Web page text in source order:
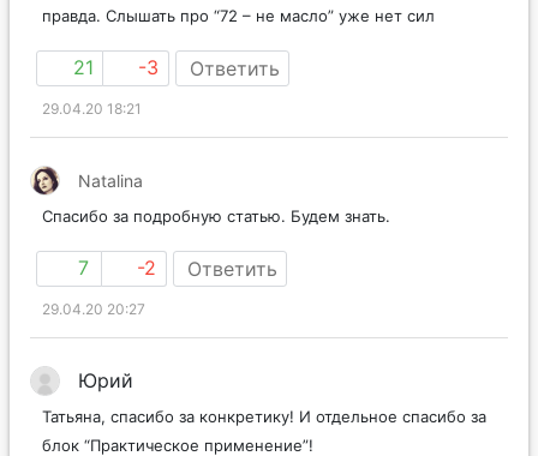
Адекватная статья – елей на израненную душу, ну
21 -3 Ответить
29.04.20 18:21
Natalina
7 -2 Ответить
29.04.20 20:27
Татьяна, спасибо за конкретику! И отдельное спасибо за